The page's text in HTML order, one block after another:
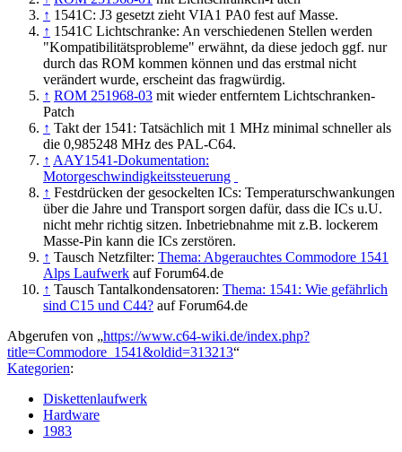
↑ 1541C: J3 gesetzt zieht VIA1 PA0 fest auf Masse.
↑ 1541C Lichtschranke: An verschiedenen Stellen werden
"Kompatibilitätsprobleme" erwähnt, da diese jedoch ggf. nur
durch das ROM kommen können und das erstmal nicht
verändert wurde, erscheint das fragwürdig.
↑ ROM 251968-03 mit wieder entferntem Lichtschranken-
Patch
↑ Takt der 1541: Tatsächlich mit 1 MHz minimal schneller als
die 0,985248 MHz des PAL-C64.
↑ AAY1541-Dokumentation:
Motorgeschwindigkeitssteuerung
↑ Festdrücken der gesockelten ICs: Temperaturschwankungen
über die Jahre und Transport sorgen dafür, dass die ICs u.U.
nicht mehr richtig sitzen. Inbetriebnahme mit z.B. lockerem
Masse-Pin kann die ICs zerstören.
↑ Tausch Netzfilter: Thema: Abgerauchtes Commodore 1541
Alps Laufwerk auf Forum64.de
↑ Tausch Tantalkondensatoren: Thema: 1541: Wie gefährlich
sind C15 und C44? auf Forum64.de
Abgerufen von „https://www.c64-wiki.de/index.php?
title=Commodore_1541&oldid=313213“
Kategorien:
Diskettenlaufwerk
Hardware
1983